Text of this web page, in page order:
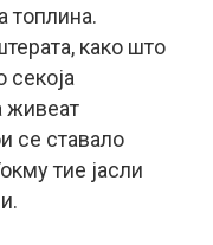
топлина.
како што
секоја
живеат
се ставало
тие јасли